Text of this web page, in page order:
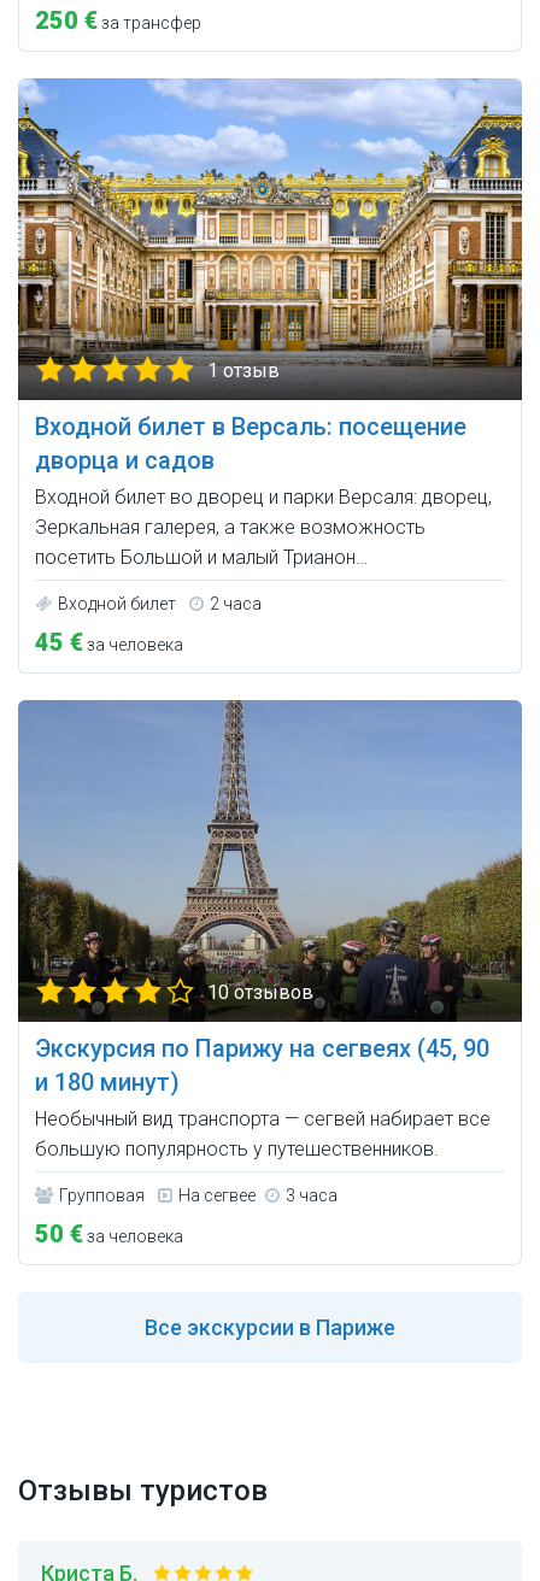
250 €за трансфер
1 отзыв
Входной билет в Версаль: посещение
дворца и садов
Входной билет во дворец и парки Версаля: дворец,
Зеркальная галерея, а также возможность
посетить Большой и малый Трианон…
Входной билет 2 часа
45 €за человека
10 отзывов
Экскурсия по Парижу на сегвеях (45, 90
и 180 минут)
Необычный вид транспорта — сегвей набирает все
большую популярность у путешественников.
Групповая На сегвее 3 часа
50 €за человека
Все экскурсии в Париже
Отзывы туристов
Криста Б.